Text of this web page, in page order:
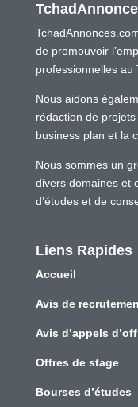
de promouvoir
professionnelles au
Nous aidons
rédaction de
business plan et la
Nous sommes un
divers domaines et
d’études et de
Liens Rapides
Accueil
Avis de
Avis d’appels
Offres de stage
Bourses d’études